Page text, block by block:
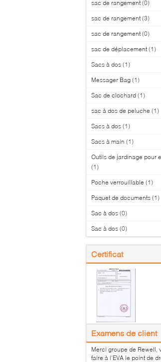
sac de rangement (0)
sac de rangement (3)
sac de rangement (0)
sac de déplacement (1)
Sacs à dos (1)
Messager Bag (1)
Sac de clochard (1)
sac à dos de peluche (1)
Sacs à dos (1)
Sacs à main (1)
Outils de jardinage pour
(1)
Poche verrouillable (1)
Paquet de documents (1)
Sac à dos (0)
Sac à dos (0)
Certificat
Examens de client
Merci groupe de Rewell,
faire à l'EVA le point de